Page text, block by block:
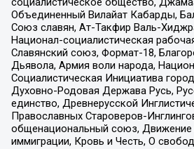
Объединенный Вилайат Кабарды,
Союз славян, Ат-Такфир Валь-
Национал-социалистическая
Славянский союз, Формат-18,
Дьявола, Армия воли народа,
Социалистическая Инициатива
Духовно-Родовая Держава Русь,
единство, Древнерусской
Православных Староверов-
общенациональный союз, Движение
иммиграции, Кровь и Честь, О